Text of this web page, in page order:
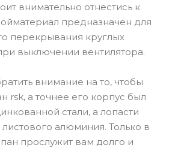
внимательно отнестись к
предназначен для
перекрывания круглых
выключении вентилятора.
внимание на то, чтобы
rsk, а точнее его корпус был
стали, а лопасти
листового алюминия. Только в
прослужит вам долго и